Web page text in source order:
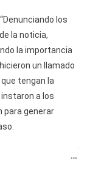
los
la noticia,
la importancia
un llamado
tengan la
a los
para generar